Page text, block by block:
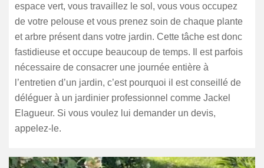
espace vert, vous travaillez le sol, vous vous occupez
de votre pelouse et vous prenez soin de chaque plante
et arbre présent dans votre jardin. Cette tâche est donc
fastidieuse et occupe beaucoup de temps. Il est parfois
nécessaire de consacrer une journée entière à
l’entretien d’un jardin, c’est pourquoi il est conseillé de
déléguer à un jardinier professionnel comme Jackel
Elagueur. Si vous voulez lui demander un devis,
appelez-le.